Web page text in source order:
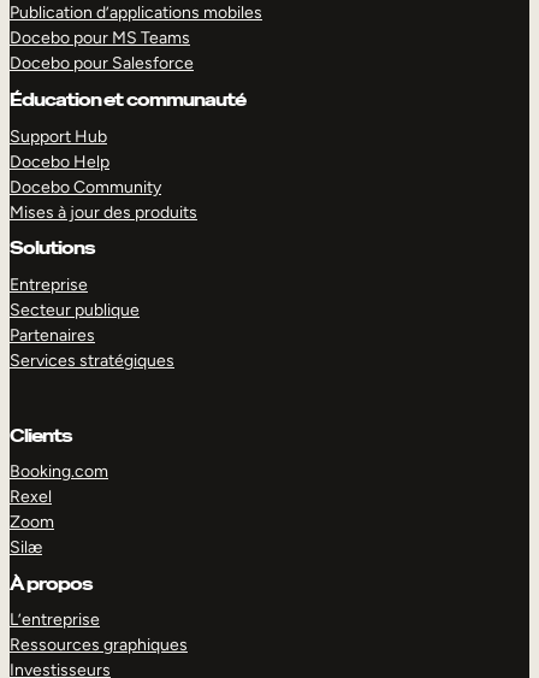
Publication d’applications mobiles
Docebo pour MS Teams
Docebo pour Salesforce
Éducation et communauté
Support Hub
Docebo Help
Docebo Community
Mises à jour des produits
Solutions
Entreprise
Secteur publique
Partenaires
Services stratégiques
Clients
Booking.com
Rexel
Zoom
Silæ
À propos
L’entreprise
Ressources graphiques
Investisseurs